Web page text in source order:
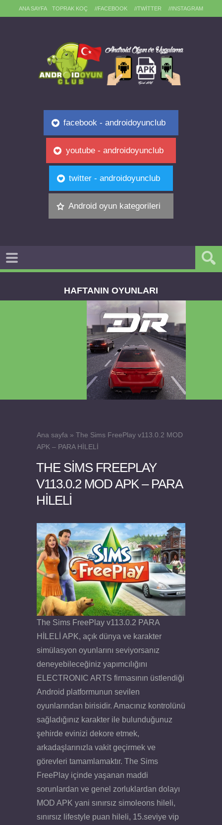
ANA SAYFA TOPRAK KOÇ //FACEBOOK //TWITTER //INSTAGRAM
facebook - androidoyunclub
youtube - androidoyunclub
twitter - androidoyunclub
Android oyun kategorileri
HAFTANIN OYUNLARI
Felix the Reaper v1.25 FULL APK
Ana sayfa » The Sims FreePlay v113.0.2 MOD
APK – PARA HİLELİ
THE SIMS FREEPLAY
V113.0.2 MOD APK – PARA
HİLELİ
The Sims FreePlay v113.0.2 PARA
HİLELİ APK, açık dünya ve karakter
simülasyon oyunlarını seviyorsanız
deneyebileceğiniz yapımcılığını
ELECTRONIC ARTS firmasının üstlendiği
Android platformunun sevilen
oyunlarından birisidir. Amacınız kontrolünü
sağladığınız karakter ile bulunduğunuz
şehirde evinizi dekore etmek,
arkadaşlarınızla vakit geçirmek ve
görevleri tamamlamaktır. The Sims
FreePlay içinde yaşanan maddi
sorunlardan ve genel zorluklardan dolayı
MOD APK yani sınırsız simoleons hileli,
sınırsız lifestyle puan hileli, 15.seviye vip